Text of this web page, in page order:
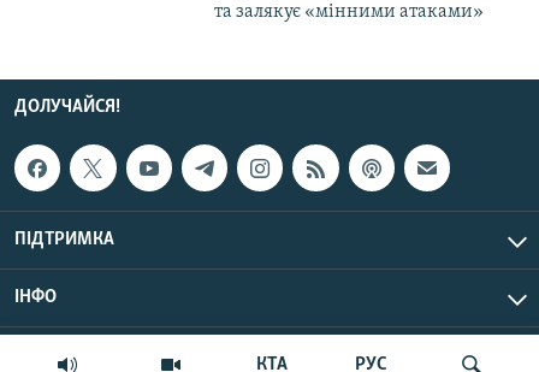
КТА РУС
та залякує «мінними атаками»
ДОЛУЧАЙСЯ!
ПІДТРИМКА
ІНФО
© Крим.Реалії, 2026 | Усі права застережено.